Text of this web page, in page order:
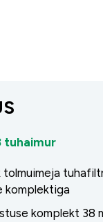
tuhaimur
tolmuimeja
komplektiga
komplekt 38